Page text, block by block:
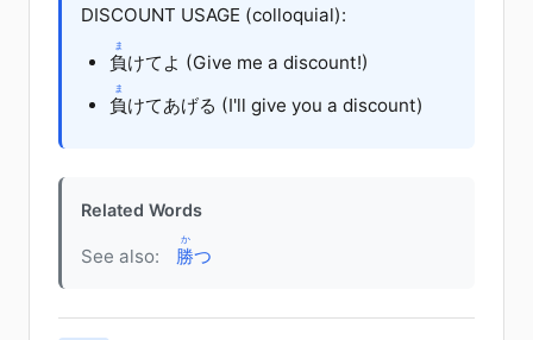
DISCOUNT USAGE (colloquial):
負
ま
けてよ (Give me a discount!)
負
ま
けてあげる (I'll give you a discount)
Related Words
See also: 勝
か
つ